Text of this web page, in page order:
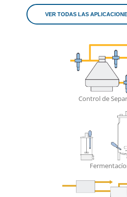
VER TODAS LAS
Control de